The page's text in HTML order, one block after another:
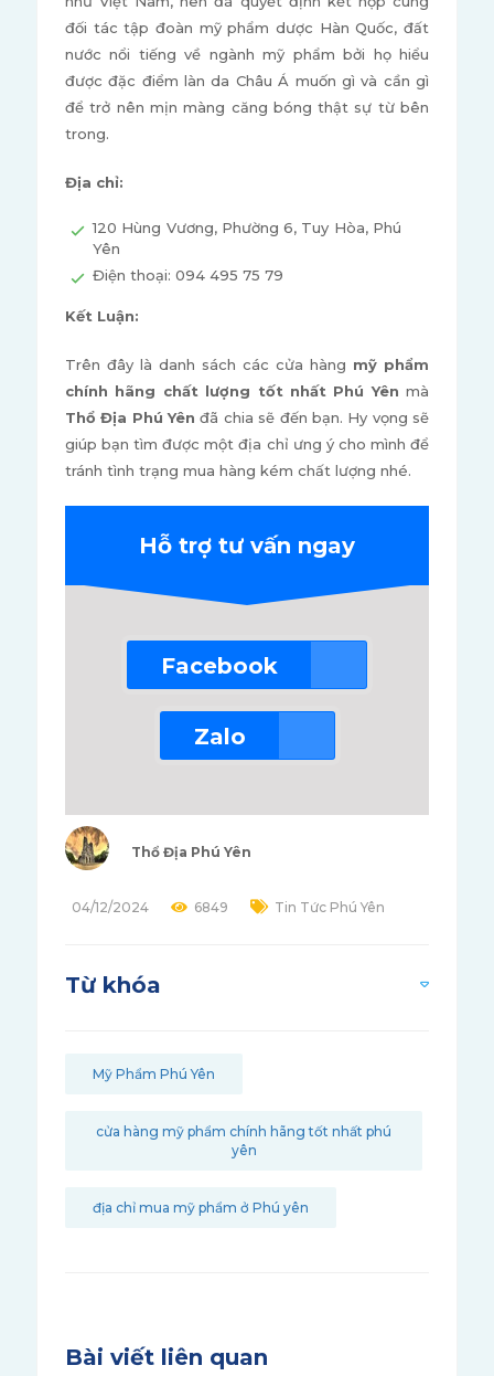
đối tác tập đoàn mỹ phẩm dược Hàn Quốc, đất
nước nổi tiếng về ngành mỹ phẩm bởi họ hiểu
được đặc điểm làn da Châu Á muốn gì và cần gì
để trở nên mịn màng căng bóng thật sự từ bên
trong.
Địa chỉ:
120 Hùng Vương, Phường 6, Tuy Hòa, Phú
Yên
Điện thoại: 094 495 75 79
Kết Luận:
Trên đây là danh sách các cửa hàng mỹ phẩm
chính hãng chất lượng tốt nhất Phú Yên mà
Thổ Địa Phú Yên đã chia sẽ đến bạn. Hy vọng sẽ
giúp bạn tìm được một địa chỉ ưng ý cho mình để
tránh tình trạng mua hàng kém chất lượng nhé.
Hỗ trợ tư vấn ngay
Facebook
Zalo
Thổ Địa Phú Yên
04/12/2024 6849 Tin Tức Phú Yên
Từ khóa
Mỹ Phẩm Phú Yên
cửa hàng mỹ phẩm chính hãng tốt nhất phú
yên
địa chỉ mua mỹ phẩm ở Phú yên
Bài viết liên quan